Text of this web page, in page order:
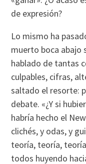
de expresión?
Lo mismo ha
muerto boca abajo
hablado de tantas
culpables, cifras,
saltado el resorte:
debate. «¿Y si
habría hecho el
clichés, y odas, y
teoría, teoría,
todos huyendo